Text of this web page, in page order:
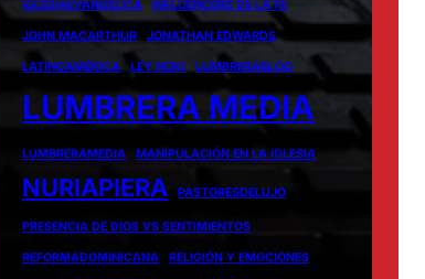
IGLESIAEVANGELICA INFLUENCERS DE LA FE
JOHN MACARTHUR JONATHAN EDWARDS
LATINOAMÉRICA LEY NOKI LUMBRERABLOG
LUMBRERA MEDIA
LUMBRERAMEDIA MANIPULACIÓN EN LA IGLESIA
NURIAPIERA PASTORESDELUJO
PRESENCIA DE DIOS VS SENTIMIENTOS
REFORMADOMINICANA RELIGIÓN Y EMOCIONES